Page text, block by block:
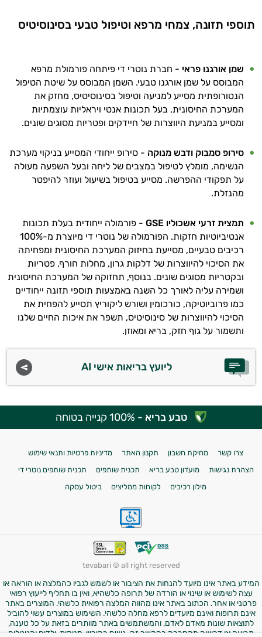
תוספי תזונה, צמחי מרפא וטיפול טבעי בסינוסיטיס
שמן אורגנו פראי - חברת נוטרי די פיתחה פורמולת מרפא
המבוסס על שמן אורגנו טבעי. השמן המבוסס על שיטת הטיפול
הנטורופתית מסייע למניעה וטיפול בסינוסיטיס, מחזק את
המערכת החיסונית, בעל תכונות אנטי ויראליות עוצמתיות
ומסייע במניעת היווצרות של חיידקים ופטריות מסוגים שונים.
סירופ סמבוק ודבש מנוקה - סירופ ייחודי המסייע בניקוי מערכת
הנשימה, מומלץ לטיפול במצבים של ליחה ובעל השפעה מעולה
על תפקודי ההפרשה. מסייע בטיפול בשיעול ועוזר להיפטר
מהנזלת.
תמצית זרעי אשכוליו GSE
- פורמולה ייחודית בעלת תכונות
אנטיביוטיות חזקות. הפורמולה של נוטרי די מיוצרת מ-100%
רכיבים טבעיים, מסייעת בחיזוק המערכת החיסונית ומפחיתה
את הסיכוי להיווצרות של דלקות גרון, מחלות חורף, פטריות
ובקטריות מסוגים שונים. בנוסף, תחזוקה של המערכת החיסונית
ושמירה עליה לאורך כל השנה באמצעות תוספי תזונה ייחודיים
כמו פרוביוטיקה, כורכומין ושורש ליקוריץ תסייע להפחית את
הסיכוי להיווצרות של סינוסיטיס, תשפר את איכות החיים שלנו
ותשמור על גוף חזק, בריא ומאוזן.
ליועץ בריאות אישי AI
טבע בריא - 100% קנייה בטוחה
צרו קשר מחיקת חשבון תקנון האתר
מדיניות פרטיות ותנאי שימוש
הצהרת נגישות
מועדון טבע בריא תכנית שותפים
תכנית שותפים נוטרי די
מילון רכיבים
לקוחות ממליצים ביטול עסקה
tevabari © all right reserved
המידע באתר אינו מיועד להנחות את הציבור או לשמש לגביו כהמלצה או הוראה או
עצה לשימוש או שינוי או הורדה של תרופה כלשהיא, ואין בו תחליף לייעוץ רפואי
פרטני או אחר. הכתוב באתר אינו מהווה המלצה רפואית כלשהי. המוצרים באתר
אינם תרופות ואינם מיועדים לרפא מחלה כלשהי. השימוש במוצרים עשוי להוביל
לתוצאות שונות מאדם לאדם, והמשתמשים באתר מוותרים בזאת על כל טענה,
תביעה או דרישה מהחברה בהקשר זה. נשים בהיריון, מניקות, ילדים והנוטלים